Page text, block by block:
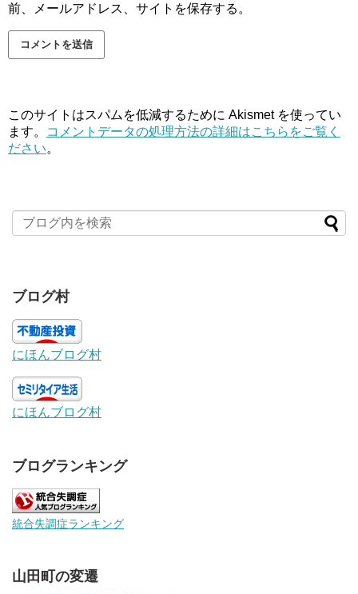
前、メールアドレス、サイトを保存する。
このサイトはスパムを低減するために Akismet を使ってい
ます。
コメントデータの処理方法の詳細はこちらをご覧く
ださい。
ブログ村
にほんブログ村
にほんブログ村
ブログランキング
統合失調症ランキング
山田町の変遷